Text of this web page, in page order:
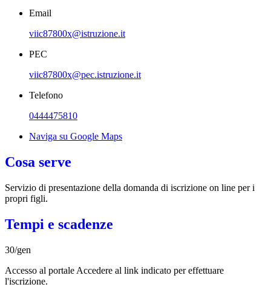
Email
viic87800x@istruzione.it
PEC
viic87800x@pec.istruzione.it
Telefono
0444475810
Naviga su Google Maps
Cosa serve
Servizio di presentazione della domanda di iscrizione on line per i
propri figli.
Tempi e scadenze
30/gen
Accesso al portale Accedere al link indicato per effettuare
l'iscrizione.